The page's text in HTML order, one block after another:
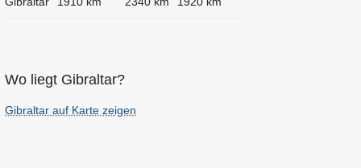
Wo liegt Gibraltar?
Gibraltar auf Karte zeigen